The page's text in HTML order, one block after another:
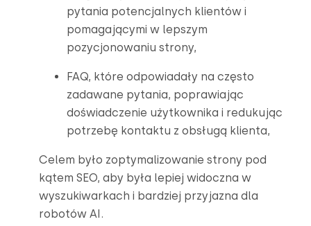
pytania potencjalnych klientów i
pomagającymi w lepszym
pozycjonowaniu strony,
FAQ, które odpowiadały na często
zadawane pytania, poprawiając
doświadczenie użytkownika i redukując
potrzebę kontaktu z obsługą klienta,
Celem było zoptymalizowanie strony pod
kątem SEO, aby była lepiej widoczna w
wyszukiwarkach i bardziej przyjazna dla
robotów AI.